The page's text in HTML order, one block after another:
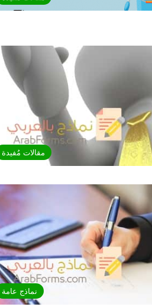
مقالات مُفيدة
نماذج عامة